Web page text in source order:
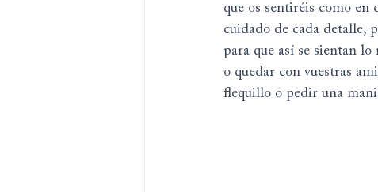
que os sentiréis como en
cuidado de cada detalle,
para que así se sientan
o quedar con vuestras
flequillo o pedir una